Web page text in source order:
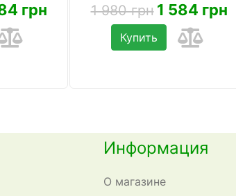
грн 1 980 грн 1 584 грн
Купить
Информация
О магазине